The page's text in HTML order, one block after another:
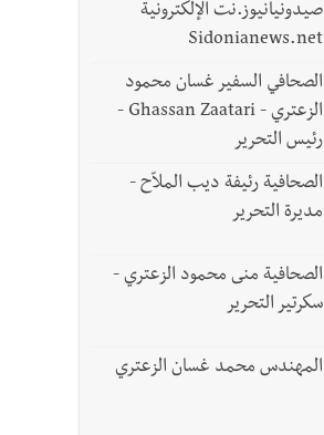
صيدونيانيوز.نت الإلكترونية
Sidonianews.net
الصحافي السفير غسان محمود
الزعتري - Ghassan Zaatari -
رئيس التحرير
الصحافية رئيفة ديب الملاّح -
مديرة التحرير
الصحافية منى محمود الزعتري -
سكرتير التحرير
المهندس محمد غسان الزعتري